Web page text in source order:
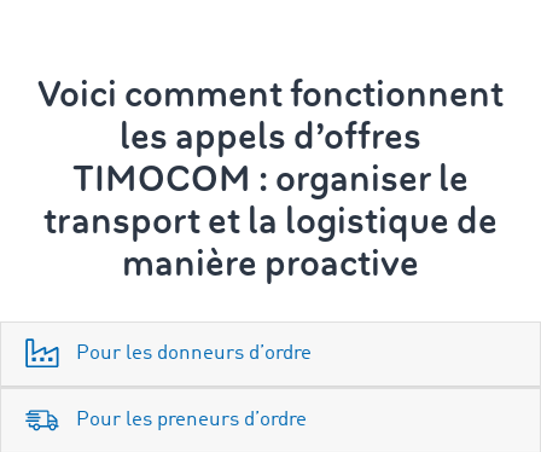
Voici comment fonctionnent
les appels d’offres
TIMOCOM : organiser le
transport et la logistique de
manière proactive
Pour les donneurs d’ordre
Pour les preneurs d’ordre